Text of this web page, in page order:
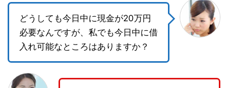
どうしても今日中に現金が20万円
必要なんですが、私でも今日中に借
入れ可能なところはありますか？